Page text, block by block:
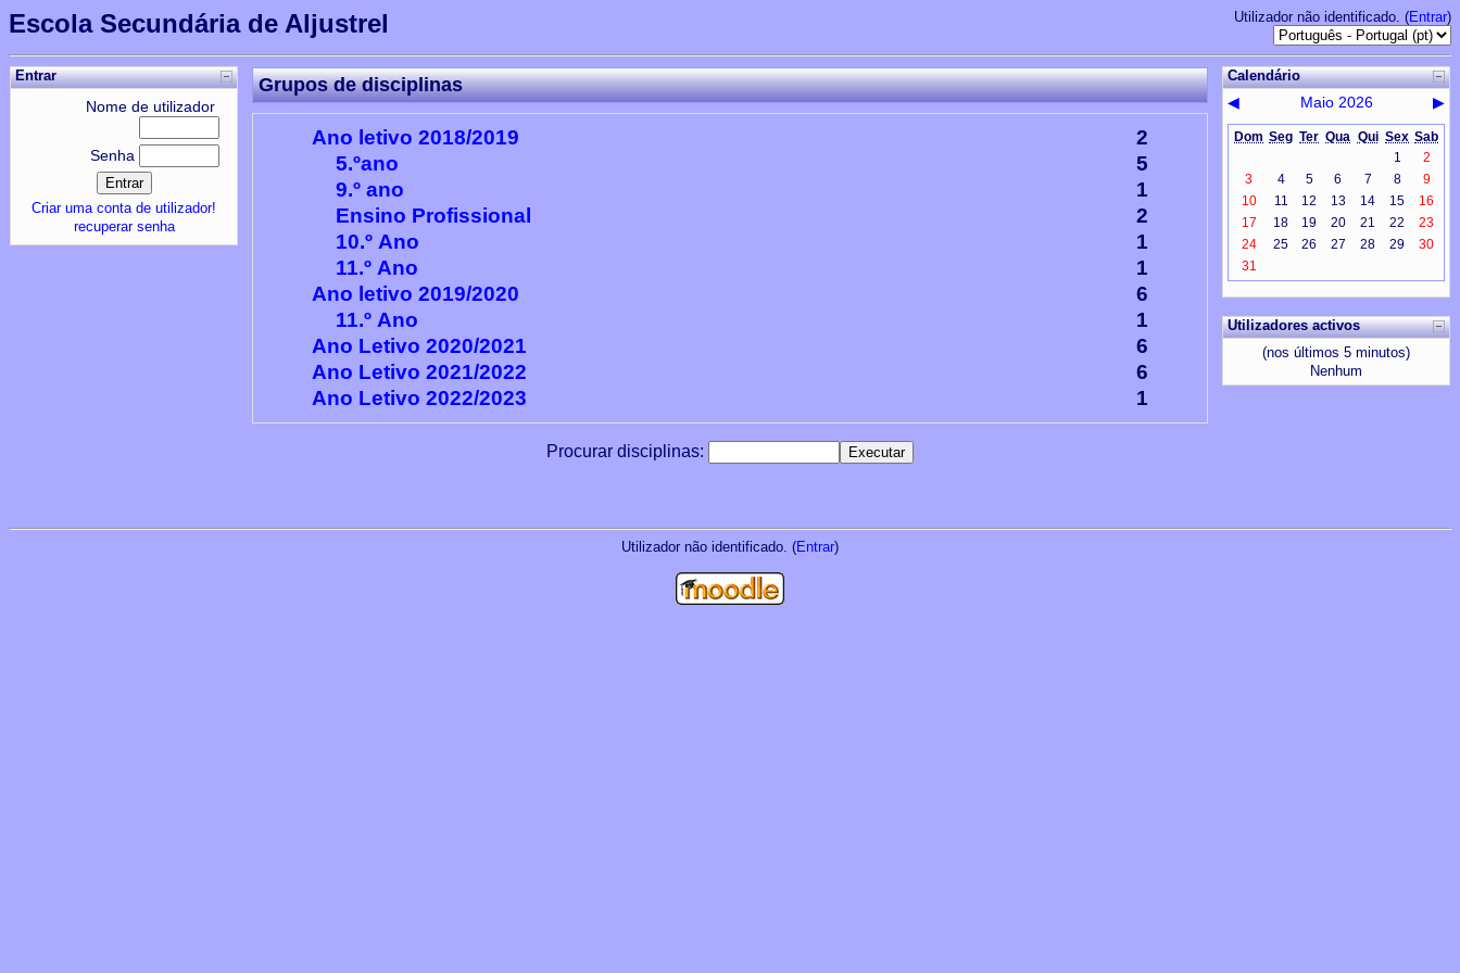
Escola Secundária de Aljustrel Utilizador não identificado. (Entrar)
Entrar
Nome de utilizador
Senha
Criar uma conta de utilizador!
recuperar senha
Grupos de disciplinas
Ano letivo 2018/2019
2
5.ºano
5
9.º ano
1
Ensino Profissional
2
10.º Ano
1
11.º Ano
1
Ano letivo 2019/2020
6
11.º Ano
1
Ano Letivo 2020/2021
6
Ano Letivo 2021/2022
6
Ano Letivo 2022/2023
1
Procurar disciplinas:
Calendário
◀ Maio 2026 ▶
Dom Seg Ter Qua Qui Sex Sab
1
2
3
4 5 6 7 8
9
10
11 12 13 14 15
16
17
18 19 20 21 22
23
24
25 26 27 28 29
30
31
Utilizadores activos
(nos últimos 5 minutos)
Nenhum
Utilizador não identificado. (Entrar)